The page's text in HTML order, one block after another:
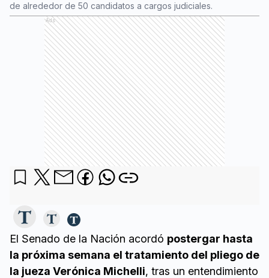
de alrededor de 50 candidatos a cargos judiciales.
Ads
El Senado de la Nación acordó postergar hasta
la próxima semana el tratamiento del pliego de
la jueza Verónica Michelli, tras un entendimiento